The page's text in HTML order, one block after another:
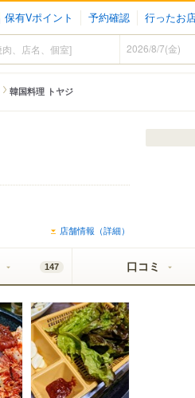
保有Vポイント 予約確認 行ったお
韓国料理 トヤジ
店舗情報（詳細）
147 口コミ